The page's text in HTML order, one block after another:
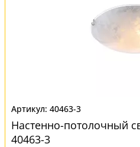
40463-3
Настенно-потолочный
40463-3